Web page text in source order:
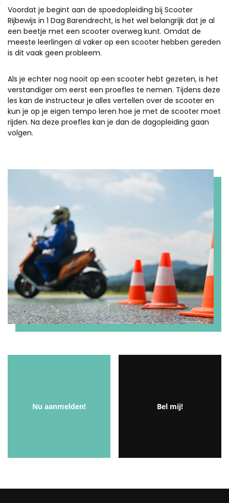
Voordat je begint aan de spoedopleiding bij Scooter
Rijbewijs in 1 Dag Barendrecht, is het wel belangrijk dat je al
een beetje met een scooter overweg kunt. Omdat de
meeste leerlingen al vaker op een scooter hebben gereden
is dit vaak geen probleem.
Als je echter nog nooit op een scooter hebt gezeten, is het
verstandiger om eerst een proefles te nemen. Tijdens deze
les kan de instructeur je alles vertellen over de scooter en
kun je op je eigen tempo leren hoe je met de scooter moet
rijden. Na deze proefles kan je dan de dagopleiding gaan
volgen.
Nu aanmelden! Bel mij!